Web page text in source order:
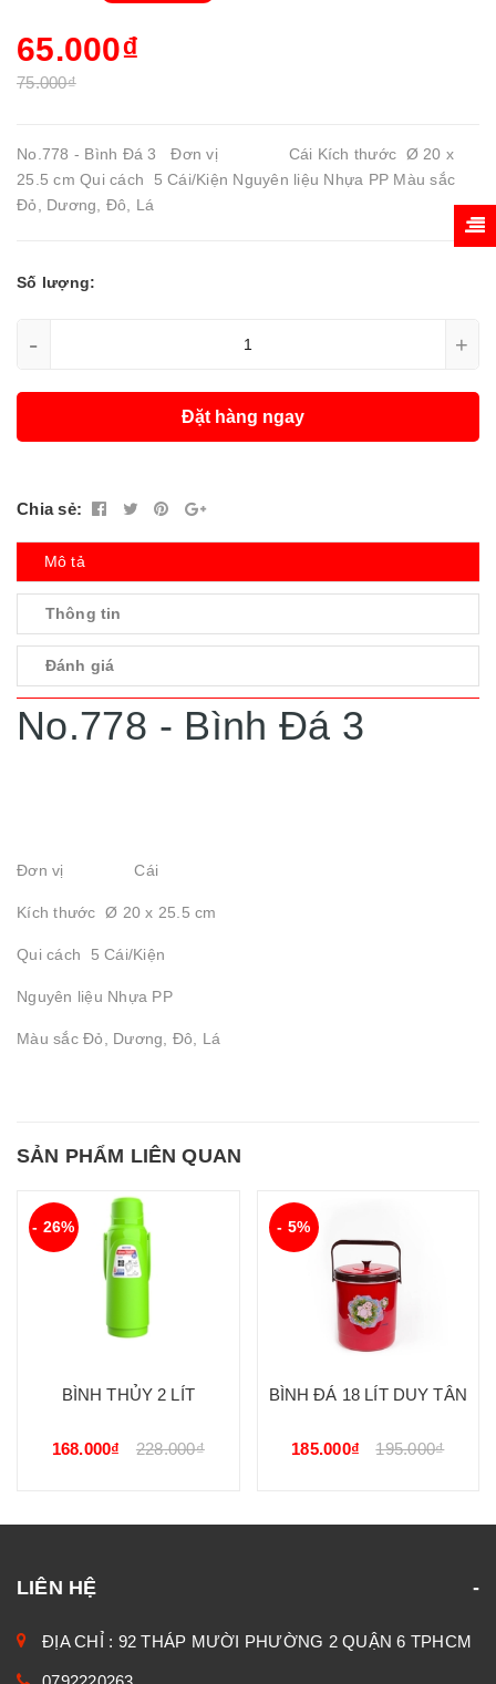
65.000₫
75.000₫
No.778 - Bình Đá 3 Đơn vị Cái Kích thước Ø 20 x
25.5 cm Qui cách 5 Cái/Kiện Nguyên liệu Nhựa PP Màu sắc
Đỏ, Dương, Đô, Lá
Số lượng:
- +
Đặt hàng ngay
Chia sẻ:
Mô tả
Thông tin
Đánh giá
No.778 - Bình Đá 3
Đơn vị Cái
Kích thước Ø 20 x 25.5 cm
Qui cách 5 Cái/Kiện
Nguyên liệu Nhựa PP
Màu sắc Đỏ, Dương, Đô, Lá
SẢN PHẨM LIÊN QUAN
- 26%
BÌNH THỦY 2 LÍT
168.000₫ 228.000₫
- 5%
BÌNH ĐÁ 18 LÍT DUY TÂN
185.000₫ 195.000₫
LIÊN HỆ
ĐỊA CHỈ : 92 THÁP MƯỜI PHƯỜNG 2 QUẬN 6 TPHCM